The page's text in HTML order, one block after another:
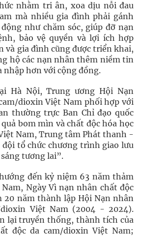
nhằm tri ân, xoa dịu nỗi đau
mà nhiều gia đình phải gánh
như chăm sóc, giúp đỡ nạn
bảo vệ quyền và lợi ích hợp
và gia đình cũng được triển khai,
hộ các nạn nhân thêm niềm tin
nhập hơn với cộng đồng.
Hà Nội, Trung ương Hội Nạn
dioxin Việt Nam phối hợp với
thường trực Ban Chỉ đạo quốc
bom mìn và chất độc hóa học
Nam, Trung tâm Phát thanh -
tổ chức chương trình giao lưu
tương lai”.
đến kỷ niệm 63 năm thảm
Ngày Vì nạn nhân chất độc
20 năm thành lập Hội Nạn nhân
Việt Nam (2004 - 2024).
lại truyền thống, thành tích của
độc da cam/dioxin Việt Nam;